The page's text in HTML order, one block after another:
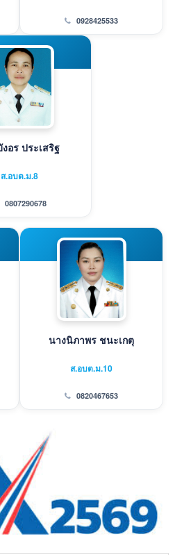
0928425533
อร ประเสริฐ
ส.อบต.ม.8
0807290678
นางนิภาพร ชนะเกตุ
ส.อบต.ม.10
0820467653